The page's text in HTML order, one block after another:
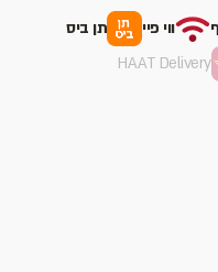
ווי פיי
תן ביס
HAAT Delivery